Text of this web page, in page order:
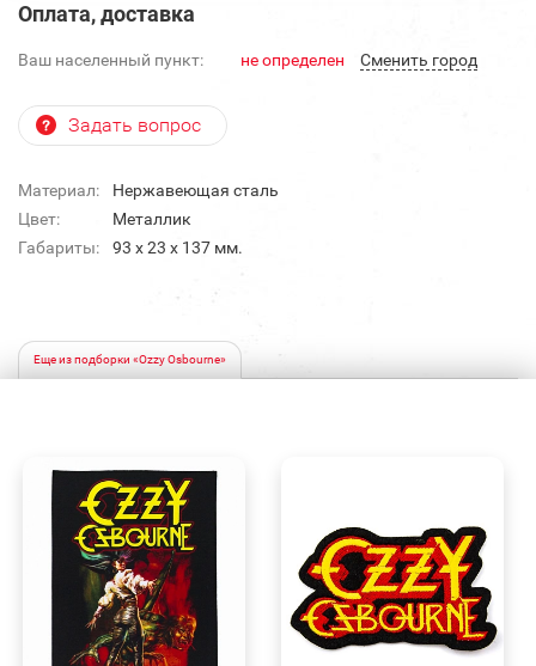
Оплата, доставка
Ваш населенный пункт: не определен Cменить город
Задать вопрос
Материал:
Нержавеющая сталь
Цвет:
Металлик
Габариты:
93 х 23 х 137 мм.
Еще из подборки «Ozzy Osbourne»